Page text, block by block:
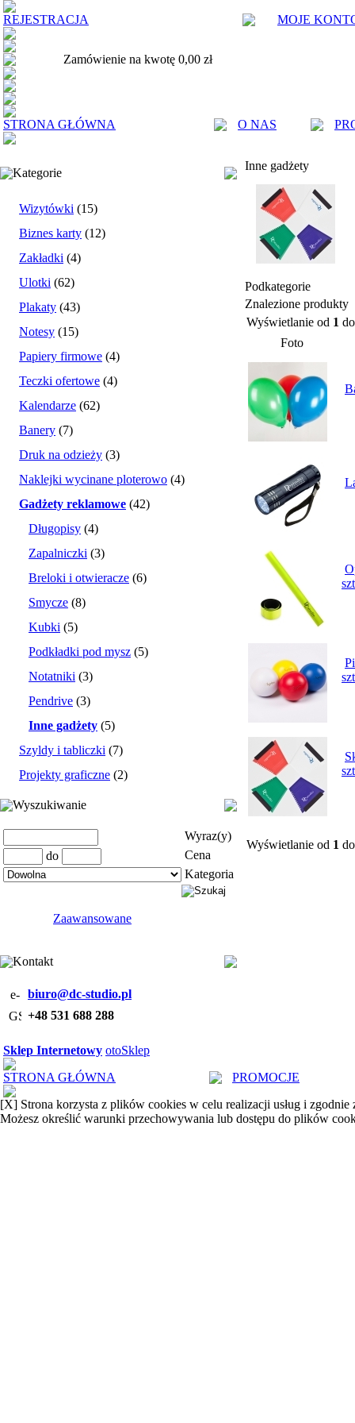
REJESTRACJA MOJE
Zamówienie na kwotę 0,00 zł
STRONA GŁÓWNA O NAS
Kategorie
Wizytówki (15)
Biznes karty (12)
Zakładki (4)
Ulotki (62)
Plakaty (43)
Notesy (15)
Papiery firmowe (4)
Teczki ofertowe (4)
Kalendarze (62)
Banery (7)
Druk na odzieży (3)
Naklejki wycinane ploterowo (4)
Gadżety reklamowe (42)
Długopisy (4)
Zapalniczki (3)
Breloki i otwieracze (6)
Smycze (8)
Kubki (5)
Podkładki pod mysz (5)
Notatniki (3)
Pendrive (3)
Inne gadżety (5)
Szyldy i tabliczki (7)
Projekty graficzne (2)
Wyszukiwanie
Wyraz(y)
do
Cena
Kategoria
Zaawansowane
Kontakt
biuro@dc-studio.pl
+48 531 688 288
Inne gadżety
Podkategorie
Znalezione produkty
Wyświetlanie od 1
Foto
Wyświetlanie od 1
Sklep Internetowy otoSklep
STRONA GŁÓWNA
PROMOCJE
[X] Strona korzysta z plików cookies w celu realizacji usług i zgodnie
Możesz określić warunki przechowywania lub dostępu do plików